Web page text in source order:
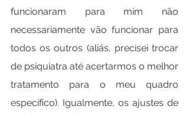
funcionaram para mim não
necessariamente vão funcionar para
todos os outros (aliás, precisei trocar
de psiquiatra até acertarmos o melhor
tratamento para o meu quadro
específico). Igualmente, os ajustes de